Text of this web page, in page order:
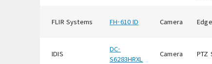
FLIR Systems FH-610 ID Camera
IDIS
DC-
S6283HRXL
Camera PTZ